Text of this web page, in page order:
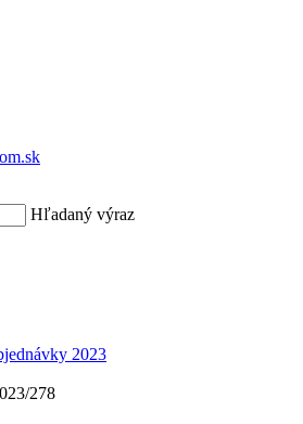
Hľadaný výraz
2023
278